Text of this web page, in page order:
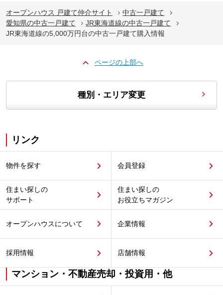
オープンハウス 戸建て仲介サイト
中古一戸建て
愛知県の中古一戸建て
JR東海道線の中古一戸建て
JR東海道線の5,000万円台の中古一戸建て購入情報
ページの上部へ
種別・エリア変更
リンク
物件を探す 会員登録
住まい探しの
サポート
住まい探しの
お役立ちマガジン
オープンハウスについて 企業情報
採用情報 店舗情報
マンション・不動産売却・投資用・他